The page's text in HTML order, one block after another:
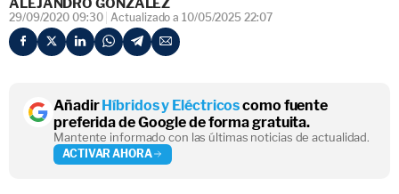
ALEJANDRO GONZÁLEZ
29/09/2020 09:30 Actualizado a 10/05/2025 22:07
AñadirHíbridos y Eléctricoscomo fuente
preferida de Google de forma gratuita.
Mantente informado con las últimas noticias de actualidad.
ACTIVAR AHORA